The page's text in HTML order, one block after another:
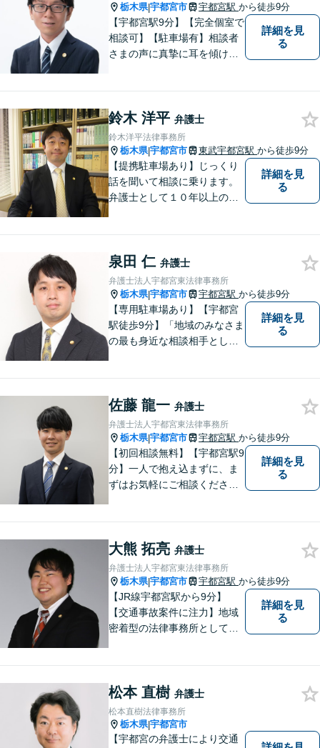
栃木県|宇都宮市 宇都宮駅 から徒歩9分
【宇都宮駅9分】【完全個室で
相談可】【駐車場有】相談者
さまの声に真摯に耳を傾け、
を心がけ、信頼いただける弁
護士でありたいと思っていま
す。
詳細を見
る
鈴木 洋平 弁護士
鈴木洋平法律事務所
栃木県|宇都宮市 東武宇都宮駅 から徒歩9分
【提携駐車場あり】じっくり
話を聞いて相談に乗ります。
弁護士として１０年以上の経
詳細を見
る
泉田 仁 弁護士
弁護士法人宇都宮東法律事務所
栃木県|宇都宮市 宇都宮駅 から徒歩9分
【専用駐車場あり】【宇都宮
駅徒歩9分】「地域のみなさま
の最も身近な相談相手として
通事故／遺産相続／借金問題
／企業法務／離婚問題などさ
まざまな分野に力を入れてお
ります。
詳細を見
る
佐藤 龍一 弁護士
弁護士法人宇都宮東法律事務所
栃木県|宇都宮市 宇都宮駅 から徒歩9分
【初回相談無料】【宇都宮駅9
分】一人で抱え込まずに、ま
ずはお気軽にご相談くださ
詳細を見
る
大熊 拓亮 弁護士
弁護士法人宇都宮東法律事務所
栃木県|宇都宮市 宇都宮駅 から徒歩9分
【JR線宇都宮駅から9分】
【交通事故案件に注力】地域
密着型の法律事務所として、
力を入れております。まずは
お気軽にご相談ください。
詳細を見
る
松本 直樹 弁護士
松本直樹法律事務所
栃木県|宇都宮市
【宇都宮の弁護士により交通